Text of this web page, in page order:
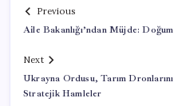
Previous
Aile Bakanlığı’ndan Müjde:
Next
Ukrayna Ordusu, Tarım
Stratejik Hamleler